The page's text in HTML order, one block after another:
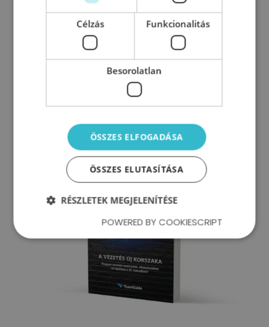
Olvass bele legújabb
könyvembe: Z-HATÁS: A vezetés
új korszaka
Célzás Funkcionalitás
Besorolatlan
ÖSSZES ELFOGADÁSA
ÖSSZES ELUTASÍTÁSA
RÉSZLETEK MEGJELENÍTÉSE
POWERED BY COOKIESCRIPT